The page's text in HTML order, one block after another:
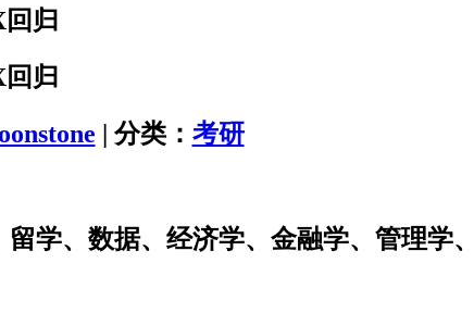
归
归
| 分类： 考研
学、数据、经济学、金融学、管理学